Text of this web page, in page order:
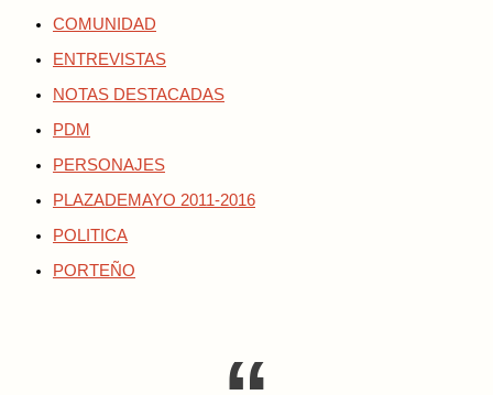
COMUNIDAD
ENTREVISTAS
NOTAS DESTACADAS
PDM
PERSONAJES
PLAZADEMAYO 2011-2016
POLITICA
PORTEÑO